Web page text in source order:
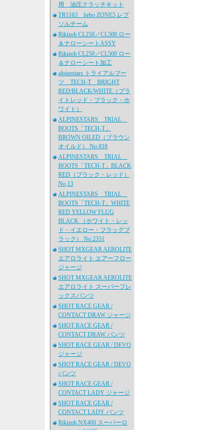
用 油圧クラッチキット
TR1163 hebo ZONE5 レプ
ソルチーム
Rikizoh CL250／CL500 ロー
＆ナローシートASSY
Rikizoh CL250／CL500 ロー
＆ナローシート加工
alpinestars トライアルブー
ツ TECH-T BRIGHT
RED/BLACK/WHITE（ブラ
イトレッド・ブラック・ホ
ワイト）
ALPINESTARS TRIAL
BOOTS「TECH-T」
BROWN OILED（ブラウン
オイルド） No.818
ALPINESTARS TRIAL
BOOTS「TECH-T」BLACK
RED（ブラック・レッド）
No,13
ALPINESTARS TRIAL
BOOTS「TECH-T」WHITE
RED YELLOW FLUG
BLACK （ホワイト・レッ
ド・イエロー・フラッグブ
ラック） No.2351
SHOT MXGEAR AEROLITE
エアロライト エアーフロー
ジャージ
SHOT MXGEAR AEROLITE
エアロライト スーパーフレ
ックスパンツ
SHOT RACE GEAR /
CONTACT DRAW ジャージ
SHOT RACE GEAR /
CONTACT DRAW パンツ
SHOT RACE GEAR / DEVO
ジャージ
SHOT RACE GEAR / DEVO
パンツ
SHOT RACE GEAR /
CONTACT LADY ジャージ
SHOT RACE GEAR /
CONTACT LADY パンツ
Rikizoh NX400 スーパーロ